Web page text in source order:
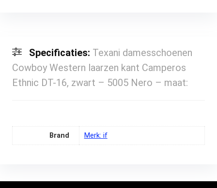
Specificaties: Texani damesschoenen
Cowboy Western laarzen kant Camperos
Ethnic DT-16, zwart – 5005 Nero – maat:
Brand Merk: if